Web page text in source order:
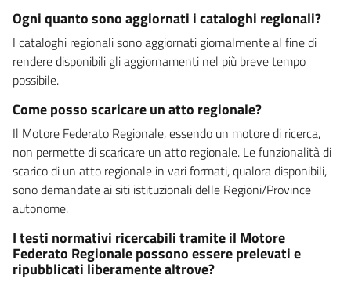
Ogni quanto sono aggiornati i cataloghi regionali?
I cataloghi regionali sono aggiornati giornalmente al fine di
rendere disponibili gli aggiornamenti nel più breve tempo
possibile.
Come posso scaricare un atto regionale?
Il Motore Federato Regionale, essendo un motore di ricerca,
non permette di scaricare un atto regionale. Le funzionalità di
scarico di un atto regionale in vari formati, qualora disponibili,
sono demandate ai siti istituzionali delle Regioni/Province
autonome.
I testi normativi ricercabili tramite il Motore
Federato Regionale possono essere prelevati e
ripubblicati liberamente altrove?